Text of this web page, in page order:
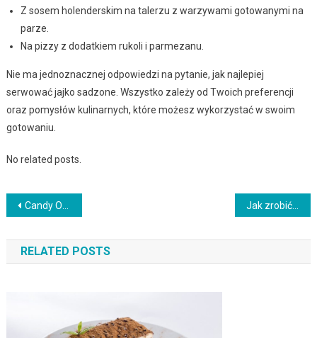
Z sosem holenderskim na talerzu z warzywami gotowanymi na
parze.
Na pizzy z dodatkiem rukoli i parmezanu.
Nie ma jednoznacznej odpowiedzi na pytanie, jak najlepiej
serwować jajko sadzone. Wszystko zależy od Twoich preferencji
oraz pomysłów kulinarnych, które możesz wykorzystać w swoim
gotowaniu.
No related posts.
Nawigacja
wpisu
Candy Ovens Recenzje Jak zrobić pierogi z nadzieniem serowym
RELATED POSTS